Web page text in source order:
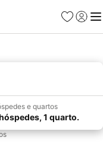
Favoritos
Iniciar
e quartos
1 quarto.